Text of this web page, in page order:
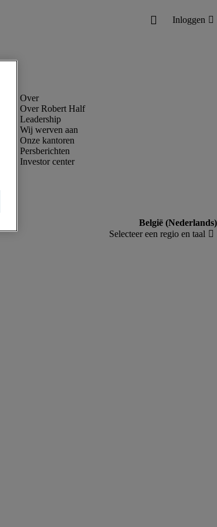
Over Robert Half
Leadership
Wij werven aan
Onze kantoren
Persberichten
Investor center